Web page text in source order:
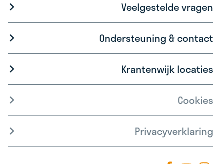
Veelgestelde vragen
Ondersteuning & contact
Krantenwijk locaties
Cookies
Privacyverklaring